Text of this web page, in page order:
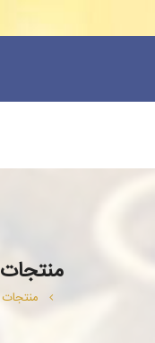
منتجات
منتجات